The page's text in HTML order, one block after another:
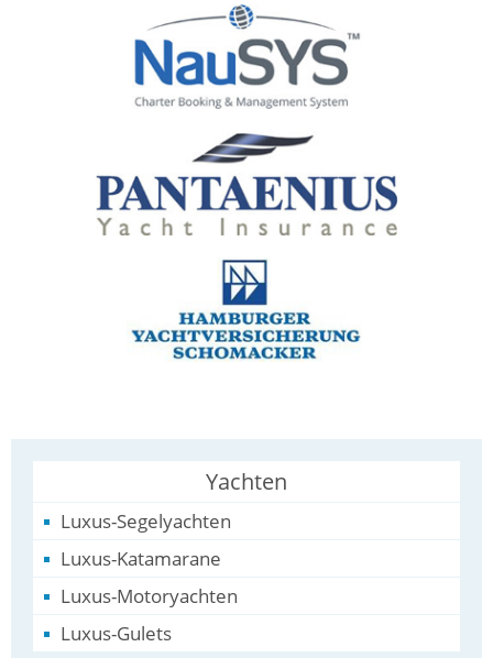
Yachten
Luxus-Segelyachten
Luxus-Katamarane
Luxus-Motoryachten
Luxus-Gulets